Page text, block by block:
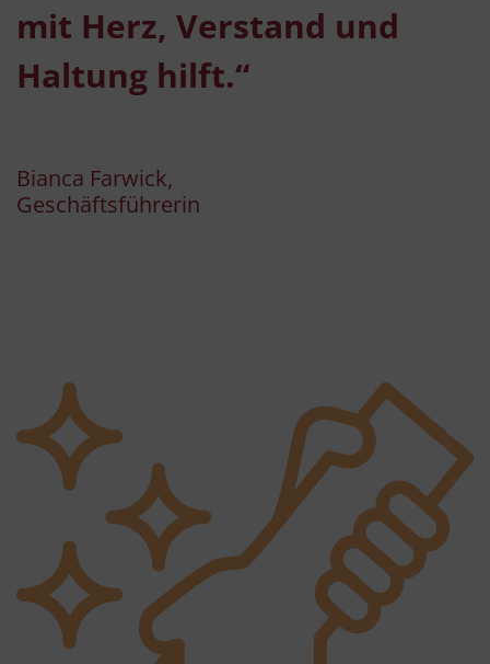
mit Herz, Verstand und
Haltung hilft.“
Bianca Farwick,
Geschäftsführerin